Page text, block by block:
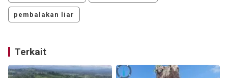
pembalakan liar
Terkait